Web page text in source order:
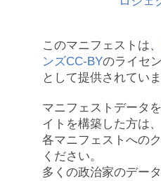
このマニフェストは、
ンズCC-BYのライセ
として提供されていま
マニフェストデータ
イトを構築した方は、
各マニフェストへの
ください。
多くの政治家のデー